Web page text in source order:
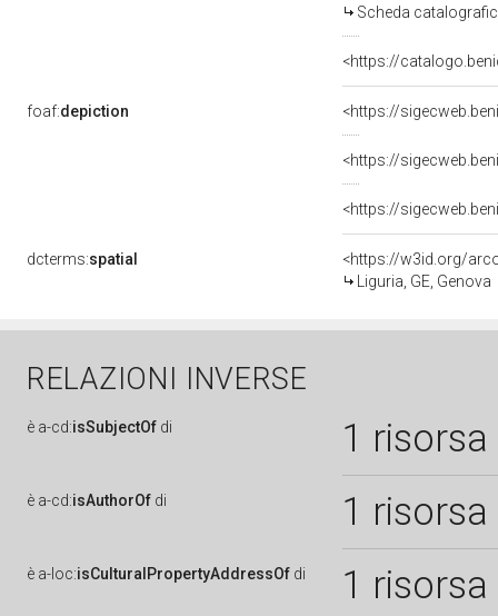
Scheda
<https://
foaf:depiction
dcterms:spatial
<https://w3id.org/
Liguria, GE, Genova
RELAZIONI INVERSE
è a-cd:isSubjectOf di 1 risorsa
è a-cd:isAuthorOf di 1 risorsa
è a-loc:isCulturalPropertyAddressOf di 1 risorsa